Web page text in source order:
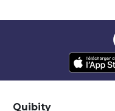
Quibity